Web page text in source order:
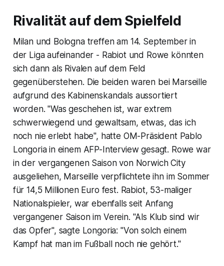
Rivalität auf dem Spielfeld
Milan und Bologna treffen am 14. September in
der Liga aufeinander - Rabiot und Rowe könnten
sich dann als Rivalen auf dem Feld
gegenüberstehen. Die beiden waren bei Marseille
aufgrund des Kabinenskandals aussortiert
worden. "Was geschehen ist, war extrem
schwerwiegend und gewaltsam, etwas, das ich
noch nie erlebt habe", hatte OM-Präsident Pablo
Longoria in einem AFP-Interview gesagt. Rowe war
in der vergangenen Saison von Norwich City
ausgeliehen, Marseille verpflichtete ihn im Sommer
für 14,5 Millionen Euro fest. Rabiot, 53-maliger
Nationalspieler, war ebenfalls seit Anfang
vergangener Saison im Verein. "Als Klub sind wir
das Opfer", sagte Longoria: "Von solch einem
Kampf hat man im Fußball noch nie gehört."